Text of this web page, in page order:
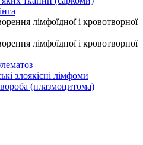
лімфоїдної і кровотворної
лімфоїдної і кровотворної
злоякісні лімфоми
(плазмоцитома)